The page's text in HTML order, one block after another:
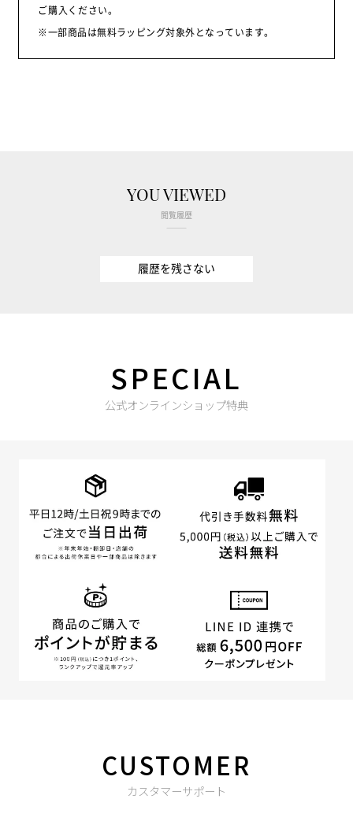
ご購入ください。
※一部商品は無料ラッピング対象外となっています。
YOU VIEWED
閲覧履歴
履歴を残さない
SPECIAL
公式オンラインショップ特典
CUSTOMER
カスタマーサポート